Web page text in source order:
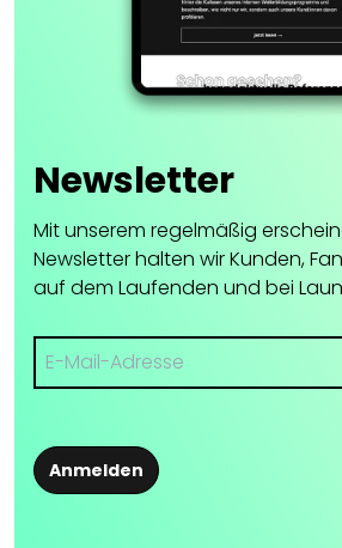
Newsletter
Mit unserem regelmäßig
Newsletter halten wir Kunden,
auf dem Laufenden und bei
Anmelden